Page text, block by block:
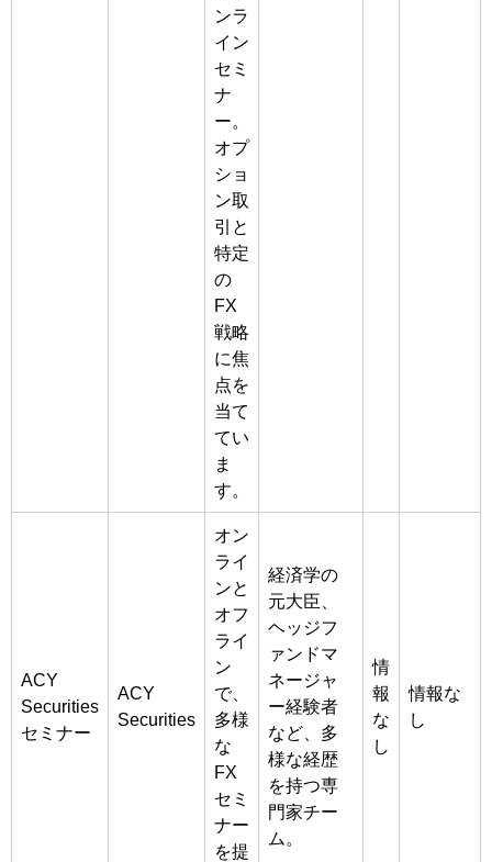
ンラ
イン
セミ
ナ
ー。
オプ
ショ
ン取
引と
特定
の
FX
戦略
に焦
点を
当て
てい
ま
す。
ACY
Securities
セミナー
ACY
Securities
オン
ライ
ンと
オフ
ライ
ン
で、
多様
な
FX
セミ
ナー
を提
経済学の
元大臣、
ヘッジフ
ァンドマ
ネージャ
ー経験者
など、多
様な経歴
を持つ専
門家チー
ム。
情
報
な
し
情報な
し